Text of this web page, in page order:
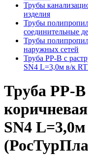
Трубы
изделия
Трубы
соединительные
Трубы
наружных сетей
Труба PP-B с
SN4 L=3,0м в/к
Труба PP-
SN4